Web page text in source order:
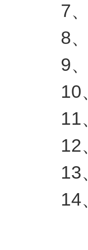
7、
8、
9、
10、
11、
12、
13、
14、